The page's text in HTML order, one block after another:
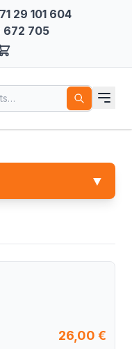
29 101 604
672 705
▼
26,00 €